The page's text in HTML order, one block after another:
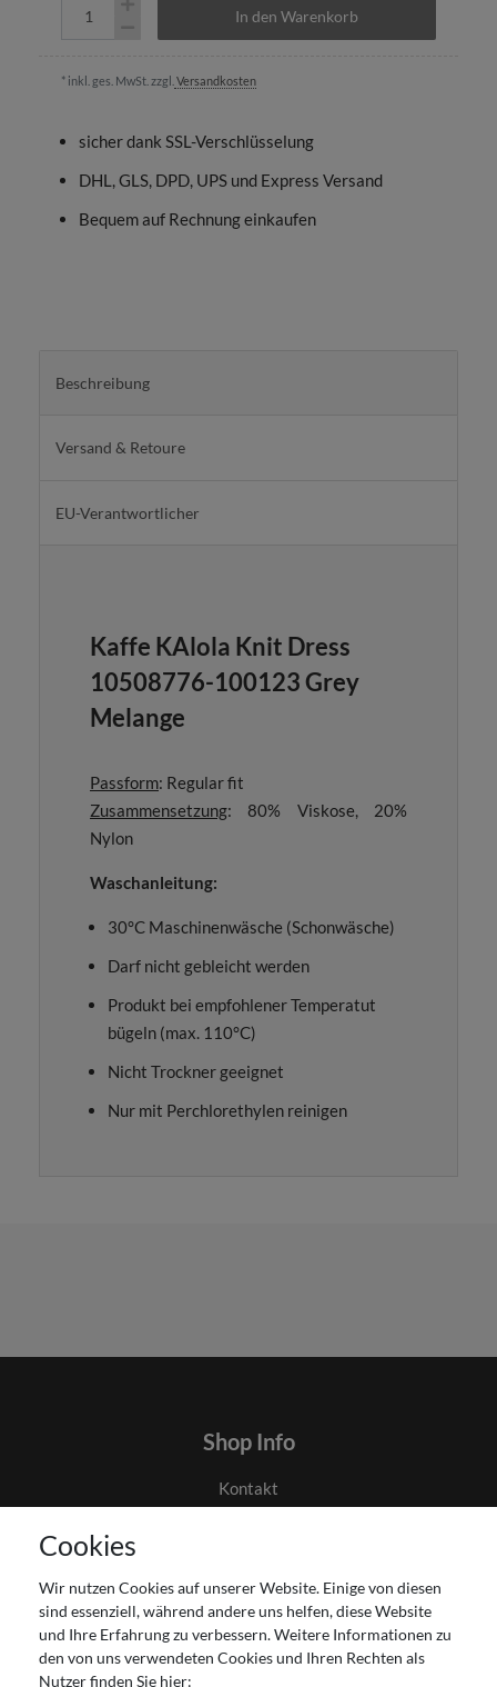
In den Warenkorb
* inkl. ges. MwSt. zzgl. Versandkosten
sicher dank SSL-Verschlüsselung
DHL, GLS, DPD, UPS und Express Versand
Bequem auf Rechnung einkaufen
Beschreibung
Versand & Retoure
EU-Verantwortlicher
Kaffe KAlola Knit Dress
10508776-100123 Grey
Melange
Passform: Regular fit
Zusammensetzung: 80% Viskose, 20%
Nylon
Waschanleitung:
30°C Maschinenwäsche (Schonwäsche)
Darf nicht gebleicht werden
Produkt bei empfohlener Temperatut
bügeln (max. 110°C)
Nicht Trockner geeignet
Nur mit Perchlorethylen reinigen
Shop Info
Kontakt
Impressum
Widerrufsrecht
Zahlung und Versand
Cookies
Wir nutzen Cookies auf unserer Website. Einige von diesen
sind essenziell, während andere uns helfen, diese Website
und Ihre Erfahrung zu verbessern. Weitere Informationen zu
den von uns verwendeten Cookies und Ihren Rechten als
Nutzer finden Sie hier: